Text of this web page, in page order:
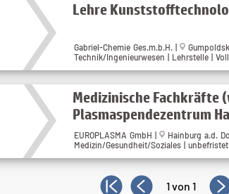
Lehre
Gabriel-Chemie Ges.m.b.H. |
Technik/Ingenieurwesen | Lehrstelle |
Medizinische Fachkräfte
Plasmaspendezentrum
EUROPLASMA GmbH |
Hainburg a.d.
Medizin/Gesundheit/Soziales |
1 von 1